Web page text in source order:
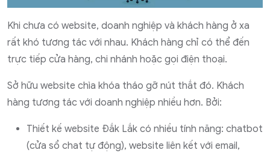
Khi chưa có website, doanh nghiệp và khách hàng ở xa
rất khó tương tác với nhau. Khách hàng chỉ có thể đến
trực tiếp cửa hàng, chi nhánh hoặc gọi điện thoại.
Sở hữu website chìa khóa tháo gỡ nút thắt đó. Khách
hàng tương tác với doanh nghiệp nhiều hơn. Bởi:
Thiết kế website Đắk Lắk có nhiều tính năng: chatbot
(cửa sổ chat tự động), website liên kết với email,